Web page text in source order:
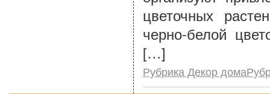
цветочных
черно-белой
[…]
Рубрика Декор